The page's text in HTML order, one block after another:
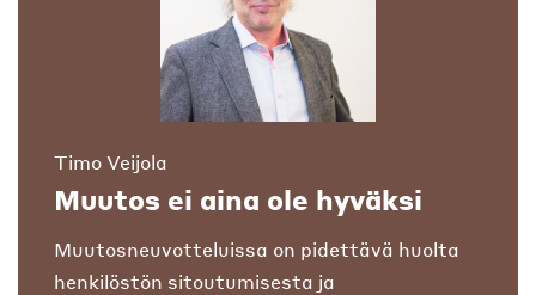
Timo Veijola
Muutos ei aina ole hyväksi
Muutosneuvotteluissa on pidettävä huolta
henkilöstön sitoutumisesta ja